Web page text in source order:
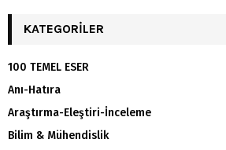
KATEGORILER
100 TEMEL ESER
Anı-Hatıra
Araştırma-Eleştiri-İnceleme
Bilim & Mühendislik